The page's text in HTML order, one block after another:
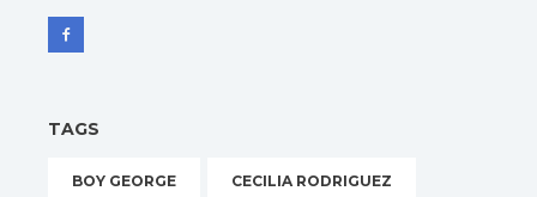
TAGS
BOY GEORGE CECILIA RODRIGUEZ